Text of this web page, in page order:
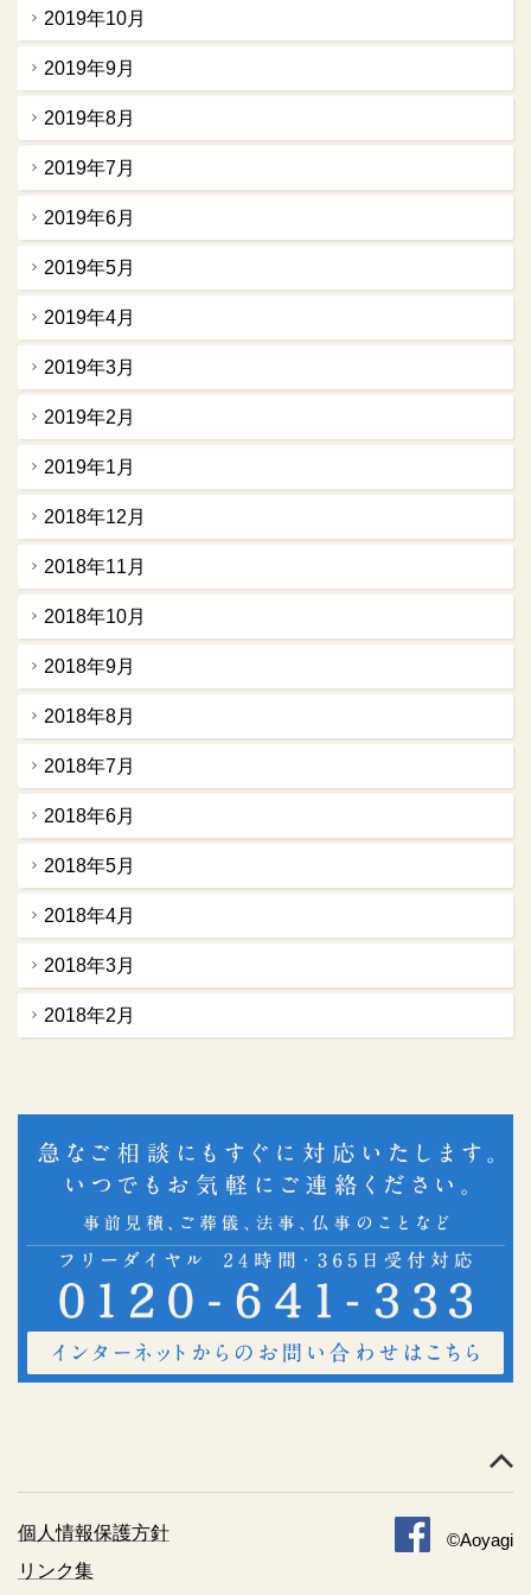
2019年10月
2019年9月
2019年8月
2019年7月
2019年6月
2019年5月
2019年4月
2019年3月
2019年2月
2019年1月
2018年12月
2018年11月
2018年10月
2018年9月
2018年8月
2018年7月
2018年6月
2018年5月
2018年4月
2018年3月
2018年2月
個人情報保護方針
リンク集
©Aoyagi